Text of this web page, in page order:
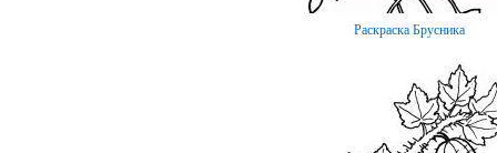
Раскраска Брусника